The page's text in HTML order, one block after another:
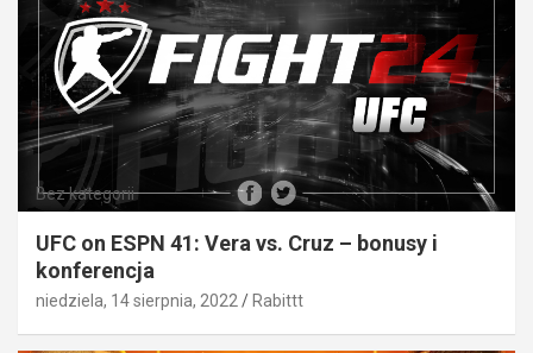
Bez kategorii
UFC on ESPN 41: Vera vs. Cruz – bonusy i
konferencja
niedziela, 14 sierpnia, 2022 Rabittt